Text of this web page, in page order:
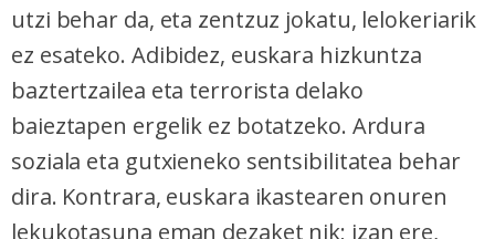
utzi behar da, eta zentzuz jokatu, lelokeriarik
ez esateko. Adibidez, euskara hizkuntza
baztertzailea eta terrorista delako
baieztapen ergelik ez botatzeko. Ardura
soziala eta gutxieneko sentsibilitatea behar
dira. Kontrara, euskara ikastearen onuren
lekukotasuna eman dezaket nik; izan ere,